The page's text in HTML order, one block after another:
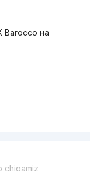
Barocco на
chiqamiz